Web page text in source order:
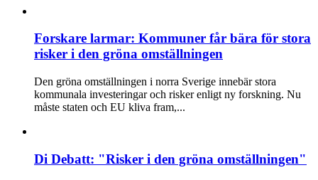
Forskare larmar: Kommuner får bära för stora
risker i den gröna omställningen
Den gröna omställningen i norra Sverige innebär stora
kommunala investeringar och risker enligt ny forskning. Nu
måste staten och EU kliva fram,...
Di Debatt: "Risker i den gröna omställningen"